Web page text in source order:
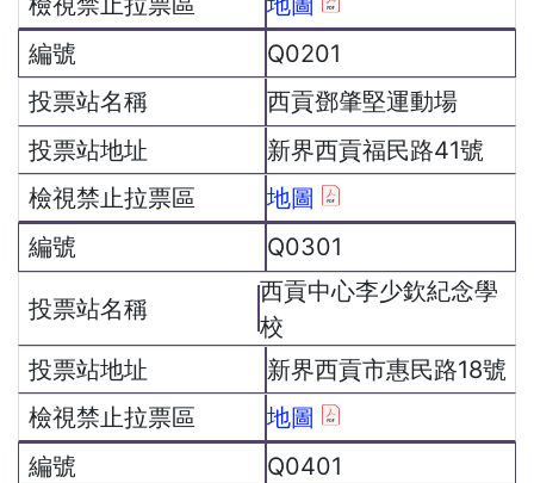
Q0201
西貢鄧肇堅運動場
新界西貢福民路41號
地圖
Q0301
西貢中心李少欽紀念學
校
新界西貢市惠民路18號
地圖
Q0401